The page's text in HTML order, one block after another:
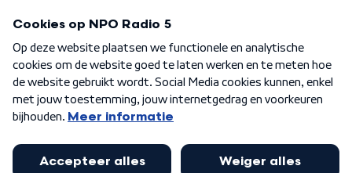
Aanmelden
Algemene voorwaarden